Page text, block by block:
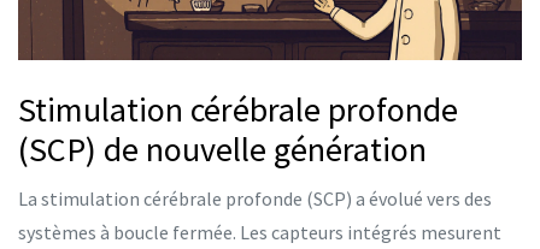
Stimulation cérébrale profonde
(SCP) de nouvelle génération
La stimulation cérébrale profonde (SCP) a évolué vers des
systèmes à boucle fermée. Les capteurs intégrés mesurent